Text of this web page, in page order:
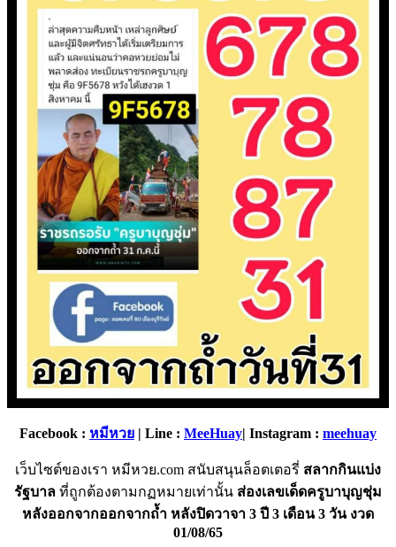
Facebook : หมีหวย | Line : MeeHuay| Instagram : meehuay
เว็บไซต์ของเรา หมีหวย.com สนับสนุนล็อตเตอรี่ สลากกินแบ่ง
รัฐบาล ที่ถูกต้องตามกฏหมายเท่านั้น ส่องเลขเด็ดครูบาบุญชุ่ม
หลังออกจากออกจากถ้ำ หลังปิดวาจา 3 ปี 3 เดือน 3 วัน งวด
01/08/65